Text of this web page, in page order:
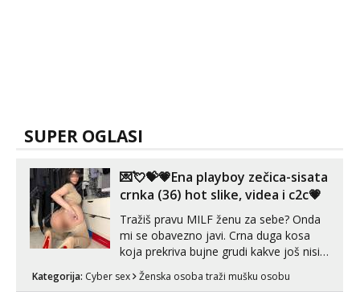
SUPER OGLASI
💌💘💝💗Ena playboy zečica-sisata
crnka (36) hot slike, videa i c2c💗
Tražiš pravu MILF ženu za sebe? Onda
mi se obavezno javi. Crna duga kosa
koja prekriva bujne grudi kakve još nisi
vidio, čista ŠESTICA! A usne? O usnama
bolje da ni ne pričam. Prave pune usne
Kategorija: Cyber sex Ženska osoba traži mušku osobu